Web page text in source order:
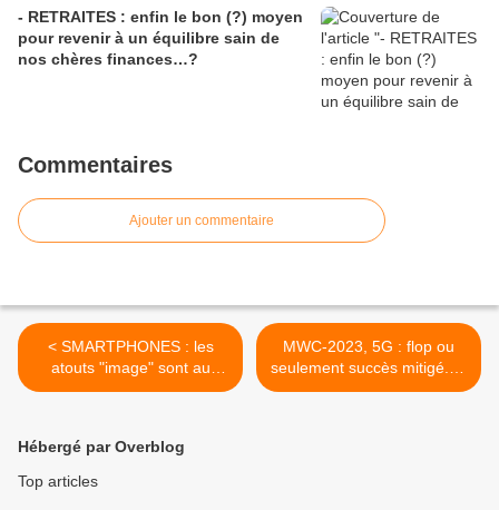
- RETRAITES : enfin le bon (?) moyen
pour revenir à un équilibre sain de
nos chères finances…?
Commentaires
Ajouter un commentaire
< SMARTPHONES : les
atouts "image" sont au
premier plan, mais peu ou
MWC-2023, 5G : flop ou
seulement succès mitigé...?
De courtes allusions qui en
Hébergé par Overblog
Top articles